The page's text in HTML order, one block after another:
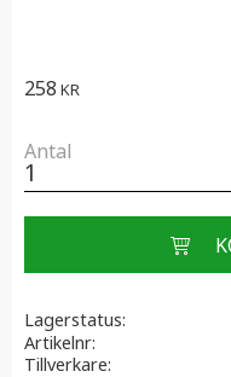
258 KR
Antal
Lagerstatus
Artikelnr
Tillverkare